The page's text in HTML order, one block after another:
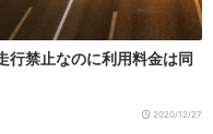
行禁止なのに利用料金は同
2020/12/27